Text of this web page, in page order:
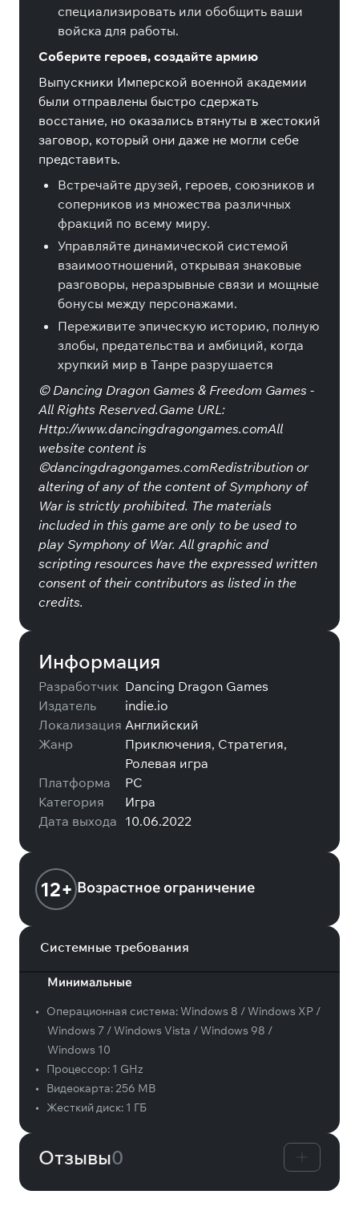
специализировать или обобщить ваши
войска для работы.
Соберите героев, создайте армию
Выпускники Имперской военной академии
были отправлены быстро сдержать
восстание, но оказались втянуты в жестокий
заговор, который они даже не могли себе
представить.
Встречайте друзей, героев, союзников и
соперников из множества различных
фракций по всему миру.
Управляйте динамической системой
взаимоотношений, открывая знаковые
разговоры, неразрывные связи и мощные
бонусы между персонажами.
Переживите эпическую историю, полную
злобы, предательства и амбиций, когда
хрупкий мир в Танре разрушается
© Dancing Dragon Games & Freedom Games -
All Rights Reserved.Game URL:
Http://www.dancingdragongames.comAll
website content is
©dancingdragongames.comRedistribution or
altering of any of the content of Symphony of
War is strictly prohibited. The materials
included in this game are only to be used to
play Symphony of War. All graphic and
scripting resources have the expressed written
consent of their contributors as listed in the
credits.
Информация
Разработчик Dancing Dragon Games
Издатель
indie.io
Локализация Английский
Жанр
Приключения, Стратегия,
Ролевая игра
Платформа
PC
Категория
Игра
Дата выхода 10.06.2022
12+ Возрастное ограничение
Системные требования
Минимальные
• Операционная система:Windows 8 / Windows XP /
Windows 7 / Windows Vista / Windows 98 /
Windows 10
•
Процессор: 1 GHz
•
Видеокарта:256 MB
•
Жесткий диск: 1 ГБ
Отзывы0